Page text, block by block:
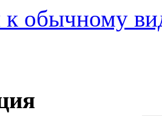
к обычному